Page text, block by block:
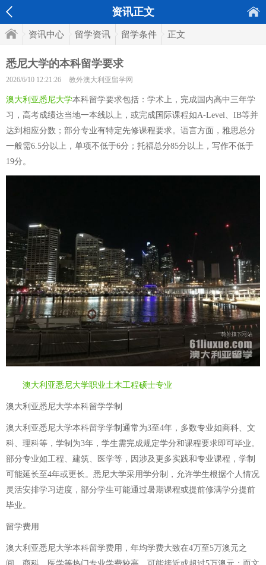
资讯正文
资讯中心 留学资讯 留学条件 正文
悉尼大学的本科留学要求
2026/6/10 12:21:26 教外澳大利亚留学网
澳大利亚悉尼大学本科留学要求包括：学术上，完成国内高中三年学
习，高考成绩达当地一本线以上，或完成国际课程如A-Level、IB等并
达到相应分数；部分专业有特定先修课程要求。语言方面，雅思总分
一般需6.5分以上，单项不低于6分；托福总分85分以上，写作不低于
19分。
澳大利亚悉尼大学职业土木工程硕士专业
澳大利亚悉尼大学本科留学学制
澳大利亚悉尼大学本科留学学制通常为3至4年，多数专业如商科、文
科、理科等，学制为3年，学生需完成规定学分和课程要求即可毕业。
部分专业如工程、建筑、医学等，因涉及更多实践和专业课程，学制
可能延长至4年或更长。悉尼大学采用学分制，允许学生根据个人情况
灵活安排学习进度，部分学生可能通过暑期课程或提前修满学分提前
毕业。
留学费用
澳大利亚悉尼大学本科留学费用，年均学费大致在4万至5万澳元之